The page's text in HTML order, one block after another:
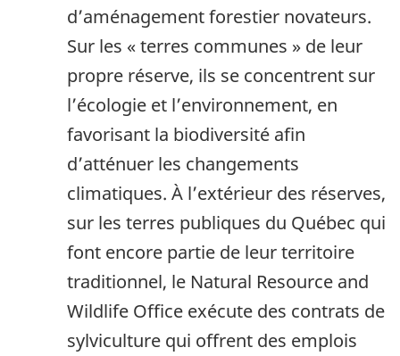
d’aménagement forestier novateurs.
Sur les « terres communes » de leur
propre réserve, ils se concentrent sur
l’écologie et l’environnement, en
favorisant la biodiversité afin
d’atténuer les changements
climatiques. À l’extérieur des réserves,
sur les terres publiques du Québec qui
font encore partie de leur territoire
traditionnel, le Natural Resource and
Wildlife Office exécute des contrats de
sylviculture qui offrent des emplois